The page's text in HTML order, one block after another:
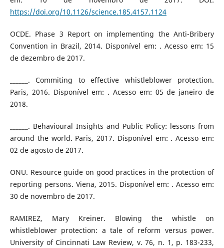
https://doi.org/10.1126/science.185.4157.1124
OCDE. Phase 3 Report on implementing the Anti-Bribery
Convention in Brazil, 2014. Disponível em: . Acesso em: 15
de dezembro de 2017.
______. Commiting to effective whistleblower protection.
Paris, 2016. Disponível em: . Acesso em: 05 de janeiro de
2018.
______. Behavioural Insights and Public Policy: lessons from
around the world. Paris, 2017. Disponível em: . Acesso em:
02 de agosto de 2017.
ONU. Resource guide on good practices in the protection of
reporting persons. Viena, 2015. Disponível em: . Acesso em:
30 de novembro de 2017.
RAMIREZ, Mary Kreiner. Blowing the whistle on
whistleblower protection: a tale of reform versus power.
University of Cincinnati Law Review, v. 76, n. 1, p. 183-233,